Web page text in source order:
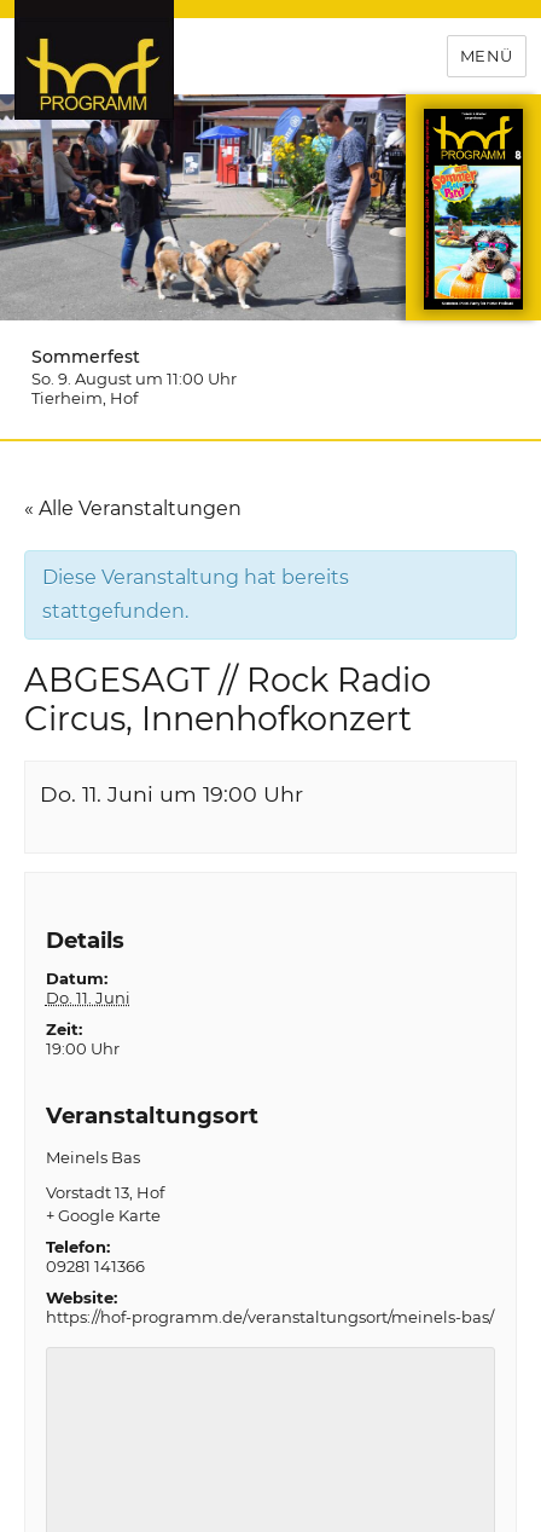
hof-programm – das
Veranstaltungsportal für
Hochfranken
MENÜ
Sommerfest
So. 9. August um 11:00 Uhr
Tierheim , Hof
« Alle Veranstaltungen
Diese Veranstaltung hat bereits
stattgefunden.
ABGESAGT // Rock Radio
Circus, Innenhofkonzert
Do. 11. Juni um 19:00 Uhr
Details
Datum:
Do. 11. Juni
Zeit:
19:00 Uhr
Veranstaltungsort
Meinels Bas
Vorstadt 13 Hof
+ Google Karte
Telefon:
09281 141366
Website:
https://hof-programm.de/veranstaltungsort/meinels-bas/